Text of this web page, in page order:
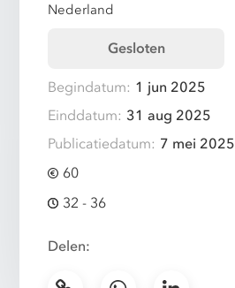
Nederland
Gesloten
Begindatum: 1 jun 2025
Einddatum: 31 aug 2025
Publicatiedatum: 7 mei 2025
60
32 - 36
Delen: